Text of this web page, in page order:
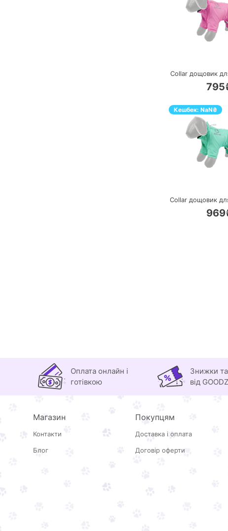
Collar дощовик
Кешбек: NaN₴
Collar дощовик
Оплата онлайн і
готівкою
Знижки
від
Магазин
Контакти
Блог
Покупцям
Доставка і оплата
Договір оферти